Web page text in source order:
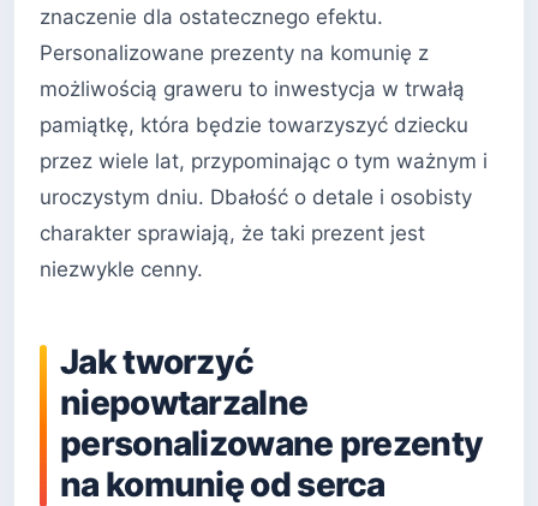
znaczenie dla ostatecznego efektu.
Personalizowane prezenty na komunię z
możliwością graweru to inwestycja w trwałą
pamiątkę, która będzie towarzyszyć dziecku
przez wiele lat, przypominając o tym ważnym i
uroczystym dniu. Dbałość o detale i osobisty
charakter sprawiają, że taki prezent jest
niezwykle cenny.
Jak tworzyć
niepowtarzalne
personalizowane prezenty
na komunię od serca